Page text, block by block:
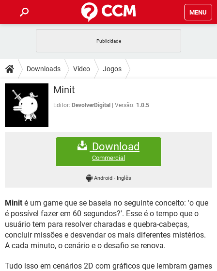
MENU
CELULAR FACEBOOK
OUTLOOK
INSTAGRAM GMAIL
GUIA DE COMPRAS
DICAS
JOGOS WHATSAPP
CELULAR
OUTLOOK
JOGOS WHATSAPP
CELULAR
EXCEL
GMAIL
FÓRUM
FACEBOOK
EXCEL
GMAIL
WHATSAPP
INSTAGRAM GMAIL
GUIA DE COMPRAS
Downloads Vídeo Jogos
Minit
Editor: DevolverDigital Versão: 1.0.5
Download
Commercial
Android- Inglês
Minit é um game que se baseia no seguinte conceito: 'o que
é possível fazer em 60 segundos?'. Esse é o tempo que o
usuário tem para resolver charadas e quebra-cabeças,
concluir missões e desvendar os mais diferentes mistérios.
A cada minuto, o cenário e o desafio se renova.
Tudo isso em cenários 2D com gráficos que lembram games